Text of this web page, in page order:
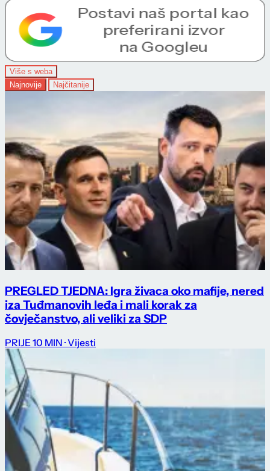
Više s weba
Najnovije
Najčitanije
PREGLED TJEDNA: Igra živaca oko mafije, nered
iza Tuđmanovih leđa i mali korak za
čovječanstvo, ali veliki za SDP
PRIJE 10 MIN · Vijesti